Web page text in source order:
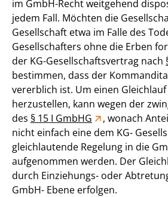
im GmbH-Recht weitgehend
jedem Fall. Möchten die
Gesellschaft etwa im Falle des
Gesellschafters ohne die Erben
der KG-Gesellschaftsvertrag nach
bestimmen, dass der
vererblich ist. Um einen
herzustellen, kann wegen der
des § 15 I GmbHG
, wonach
nicht einfach eine dem KG-
gleichlautende Regelung in die
aufgenommen werden. Der
durch Einziehungs- oder
GmbH- Ebene erfolgen.